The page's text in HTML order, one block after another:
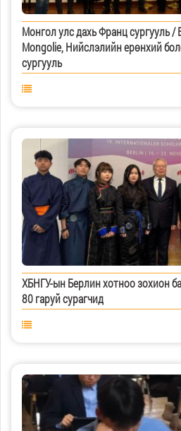
Монгол улс дахь Франц сургууль /
Mongolie, Нийслэлийн ерөнхий
сургууль
ХБНГУ-ын Берлин хотноо зохион
80 гаруй сурагчид